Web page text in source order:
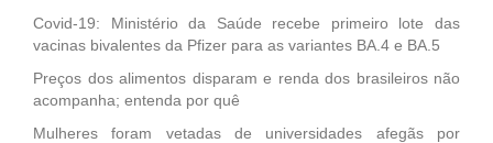
Covid-19: Ministério da Saúde recebe primeiro lote das
vacinas bivalentes da Pfizer para as variantes BA.4 e BA.5
Preços dos alimentos disparam e renda dos brasileiros não
acompanha; entenda por quê
Mulheres foram vetadas de universidades afegãs por